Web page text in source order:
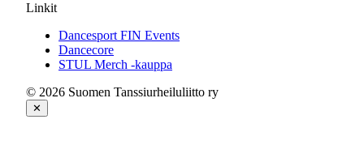
Linkit
Dancesport FIN Events
Dancecore
STUL Merch -kauppa
© 2026 Suomen Tanssiurheiluliitto ry
✕